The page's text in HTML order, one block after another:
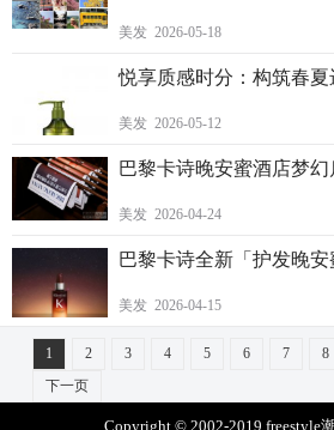
美发 2026-05-18
悦享质感时分：构筑春
美发 2026-05-12
巴黎卡诗晚安蜜酒店梦
美发 2026-04-24
巴黎卡诗全新「护发晚安
美发 2026-04-15
1 2 3 4 5 6 7 8
下一页
Copyright © 2002-2019 freestyle